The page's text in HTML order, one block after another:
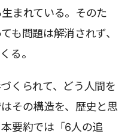
まれている。そのた
も問題は解消されず、
る。
くられて、どう人間を
その構造を、歴史と思
要約では「6人の追